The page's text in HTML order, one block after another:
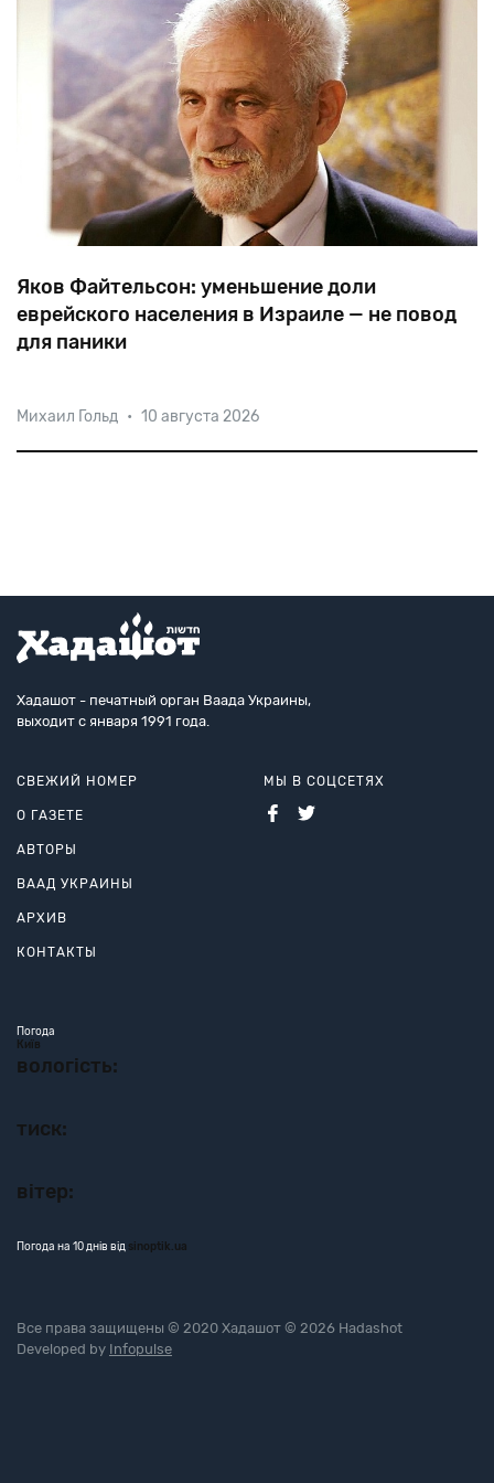
Яков Файтельсон: уменьшение доли
еврейского населения в Израиле — не повод
для паники
истории упала ниже 74%, — сообщил израильский
центр иммиграционной политики (IPC). Отражает ли
Михаил Гольд • 10 августа 2026
Хадашот - печатный орган Ваада Украины,
выходит с января 1991 года.
СВЕЖИЙ НОМЕР
О ГАЗЕТЕ
АВТОРЫ
ВААД УКРАИНЫ
АРХИВ
КОНТАКТЫ
МЫ В СОЦСЕТЯХ
Погода
Київ
вологість:
тиск:
вітер:
Погода на 10 днів від sinoptik.ua
Все права защищены © 2020 Хадашот © 2026 Hadashot
Developed by Infopulse